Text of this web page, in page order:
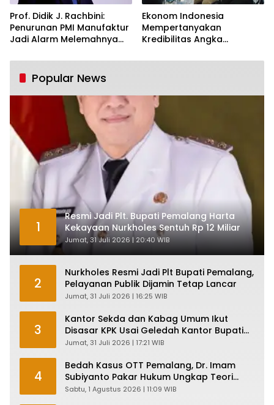
Prof. Didik J. Rachbini:
Penurunan PMI Manufaktur
Jadi Alarm Melemahnya
Ekonom Indonesia
Mempertanyakan
Kredibilitas Angka
Tumbuh Tapi Rapuh
Popular News
1
Resmi Jadi Plt. Bupati Pemalang Harta
Kekayaan Nurkholes Sentuh Rp 12 Miliar
Jumat, 31 Juli 2026 | 20:40 WIB
2
Nurkholes Resmi Jadi Plt Bupati Pemalang,
Pelayanan Publik Dijamin Tetap Lancar
Jumat, 31 Juli 2026 | 16:25 WIB
3
Kantor Sekda dan Kabag Umum Ikut
Disasar KPK Usai Geledah Kantor Bupati
Pemalang
Jumat, 31 Juli 2026 | 17:21 WIB
4
Bedah Kasus OTT Pemalang, Dr. Imam
Subiyanto Pakar Hukum Ungkap Teori
Penyertaan KPK
Sabtu, 1 Agustus 2026 | 11:09 WIB